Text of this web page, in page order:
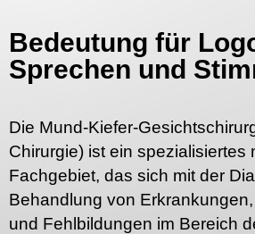
Bedeutung für
Sprechen und
Die Mund-Kiefer-
Chirurgie) ist ein spezialisiertes
Fachgebiet, das sich mit der
Behandlung von
und Fehlbildungen im Bereich